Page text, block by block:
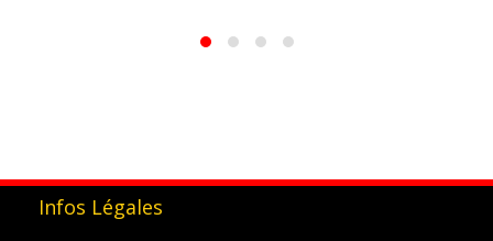
Infos Légales